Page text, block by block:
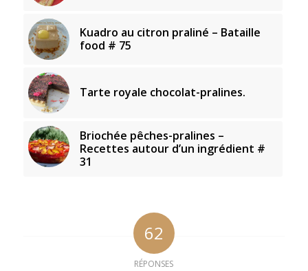
Kuadro au citron praliné – Bataille
food # 75
Tarte royale chocolat-pralines.
Briochée pêches-pralines –
Recettes autour d’un ingrédient #
31
62
RÉPONSES